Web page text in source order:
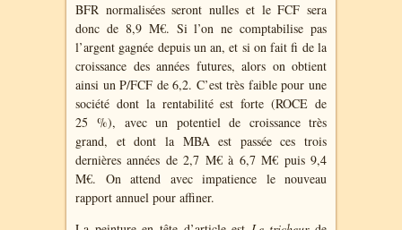
BFR normalisées seront nulles et le FCF sera
donc de 8,9 M€. Si l’on ne comptabilise pas
l’argent gagnée depuis un an, et si on fait fi de la
croissance des années futures, alors on obtient
ainsi un P/FCF de 6,2. C’est très faible pour une
société dont la rentabilité est forte (ROCE de
25 %), avec un potentiel de croissance très
grand, et dont la MBA est passée ces trois
dernières années de 2,7 M€ à 6,7 M€ puis 9,4
M€. On attend avec impatience le nouveau
rapport annuel pour affiner.